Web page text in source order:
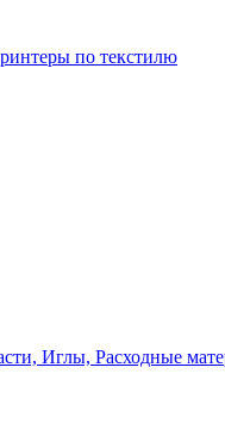
по текстилю
Иглы, Расходные